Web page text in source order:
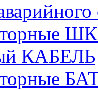
КАБЕЛЬ